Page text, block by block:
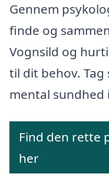
Gennem
finde og
Vognsild og
til dit behov.
mental sundhed
Find den rette
her